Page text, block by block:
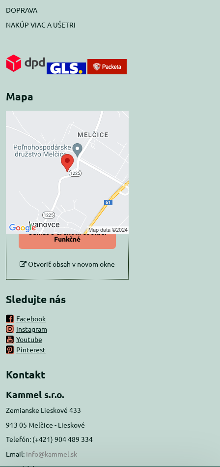
DOPRAVA
NAKÚP VIAC A UŠETRI
Mapa
Externý obsah je
blokovaný Voľbami
súkromia
Prajete si načítať externý obsah?
Povoliť tentokrát
Povoliť a zapamätať -
súhlas s druhom cookie:
Funkčné
Otvoriť obsah v novom okne
Sledujte nás
Facebook
Instagram
Youtube
Pinterest
Kontakt
Kammel s.r.o.
Zemianske Lieskové 433
913 05 Melčice - Lieskové
Telefón: (+421) 904 489 334
Email: info@kammel.sk